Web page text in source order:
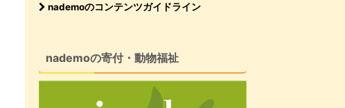
nademoのコンテンツガイドライン
nademoの寄付・動物福祉